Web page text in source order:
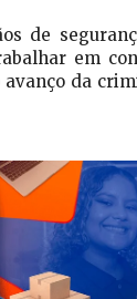
de
em
da